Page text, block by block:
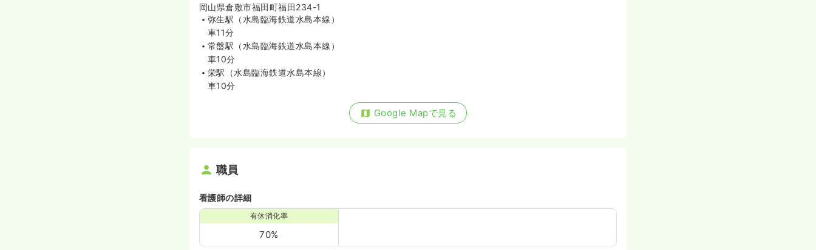
岡山県倉敷市福田町福田234-1
弥生駅（水島臨海鉄道水島本線）
車11分
常盤駅（水島臨海鉄道水島本線）
車10分
栄駅（水島臨海鉄道水島本線）
車10分
Google Mapで見る
職員
看護師の詳細
有休消化率
70%